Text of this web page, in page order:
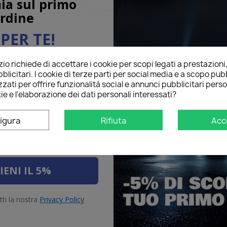
e Stop LED Retronebbia
LED
richiede di accettare i cookie per scopi legati a
I cookie di terze parti per social media e a scopo
per offrire funzionalità social e annunci pubblicitari
e l'elaborazione dei dati personali interessati?
Rifiuta
sul primo
TE!
qui sotto per ricevere il
sul tuo primo ordine!
IL 5%
la nostra Privacy Policy